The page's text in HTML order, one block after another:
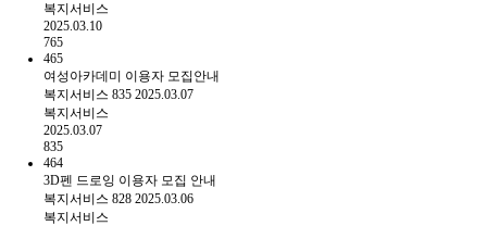
복지서비스
2025.03.10
765
465
여성아카데미 이용자 모집안내
복지서비스 835 2025.03.07
복지서비스
2025.03.07
835
464
3D펜 드로잉 이용자 모집 안내
복지서비스 828 2025.03.06
복지서비스